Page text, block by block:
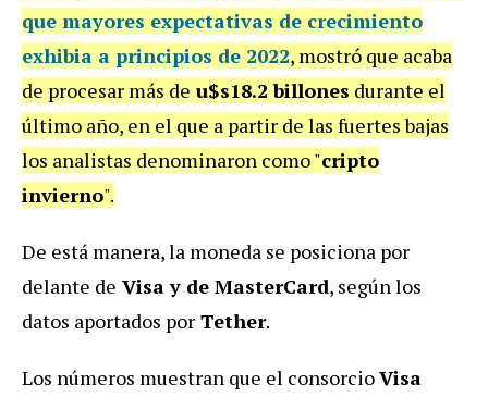
que mayores expectativas de crecimiento
exhibia a principios de 2022, mostró que acaba
de procesar más de u$s18.2 billones durante el
último año, en el que a partir de las fuertes bajas
los analistas denominaron como "cripto
invierno".
De está manera, la moneda se posiciona por
delante de Visay de MasterCard, según los
datos aportados por Tether.
Los números muestran que el consorcioVisa